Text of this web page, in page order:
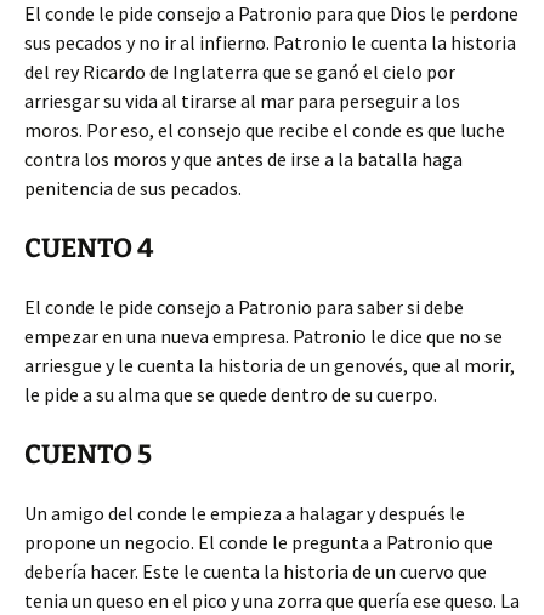
El conde le pide consejo a Patronio para que Dios le perdone
sus pecados y no ir al infierno. Patronio le cuenta la historia
del rey Ricardo de Inglaterra que se ganó el cielo por
arriesgar su vida al tirarse al mar para perseguir a los
moros. Por eso, el consejo que recibe el conde es que luche
contra los moros y que antes de irse a la batalla haga
penitencia de sus pecados.
CUENTO 4
El conde le pide consejo a Patronio para saber si debe
empezar en una nueva empresa. Patronio le dice que no se
arriesgue y le cuenta la historia de un genovés, que al morir,
le pide a su alma que se quede dentro de su cuerpo.
CUENTO 5
Un amigo del conde le empieza a halagar y después le
propone un negocio. El conde le pregunta a Patronio que
debería hacer. Este le cuenta la historia de un cuervo que
tenia un queso en el pico y una zorra que quería ese queso. La